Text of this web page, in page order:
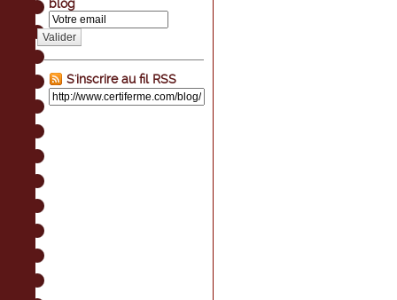
blog
Valider
S'inscrire au fil RSS